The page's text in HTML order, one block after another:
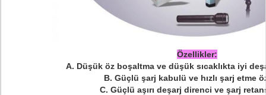
Özellikler:
A. Düşük öz boşaltma ve düşük sıcaklıkta iyi
B. Güçlü şarj kabulü ve hızlı şarj etme
C. Güçlü aşırı deşarj direnci ve şarj